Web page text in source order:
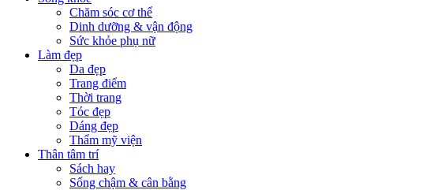
Chăm sóc cơ thể
Dinh dưỡng & vận động
Sức khỏe phụ nữ
Làm đẹp
Da đẹp
Trang điểm
Thời trang
Tóc đẹp
Dáng đẹp
Thẩm mỹ viện
Thân tâm trí
Sách hay
Sống chậm & cân bằng